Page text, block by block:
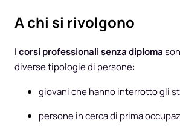
A chi si rivolgono
Icorsi professionali senza diploma
diverse tipologie di persone:
giovani che hanno interrotto gli
persone in cerca di prima